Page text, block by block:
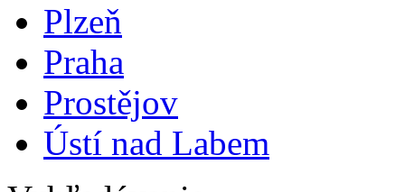
Plzeň
Praha
Prostějov
Ústí nad Labem